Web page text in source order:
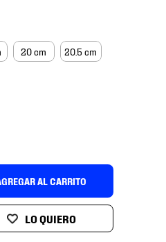
20 cm 20.5 cm
AL CARRITO